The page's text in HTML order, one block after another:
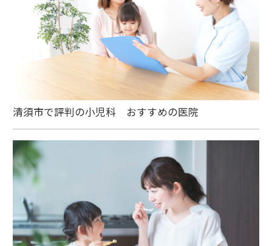
清須市で評判の小児科 おすすめの医院